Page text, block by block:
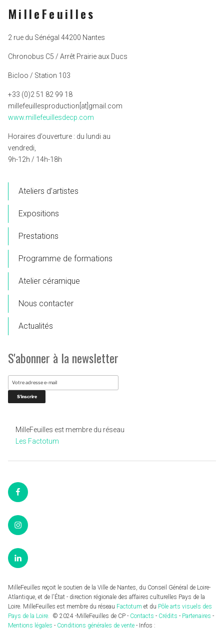
MilleFeuilles
2 rue du Sénégal 44200 Nantes
Chronobus C5 / Arrêt Prairie aux Ducs
Bicloo / Station 103
+33 (0)2 51 82 99 18
millefeuillesproduction[at]gmail.com
www.millefeuillesdecp.com
Horaires d’ouverture : du lundi au
vendredi,
9h-12h / 14h-18h
Ateliers d’artistes
Expositions
Prestations
Programme de formations
Atelier céramique
Nous contacter
Actualités
S'abonner à la newsletter
MilleFeuilles est membre du réseau
Les Factotum
Facebook
Instagram
LinkedIn
MilleFeuilles reçoit le soutien de la Ville de Nantes, du Conseil Général de Loire-
Atlantique, et de l'État - direction régionale des affaires culturelles Pays de la
Loire. MilleFeuilles est membre du réseau Factotum et du Pôle arts visuels des
Pays de la Loire. © 2024 -MilleFeuilles de CP - Contacts - Crédits - Partenaires -
Mentions légales - Conditions générales de vente - Infos :